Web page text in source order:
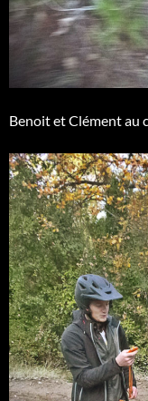
Benoit et Clément au